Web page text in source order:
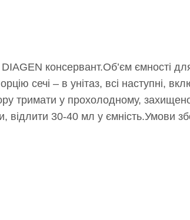
консервант.Об’єм ємності
сечі – в унітаз, всі наступні,
тримати у прохолодному,
відлити 30-40 мл у ємність.Умови